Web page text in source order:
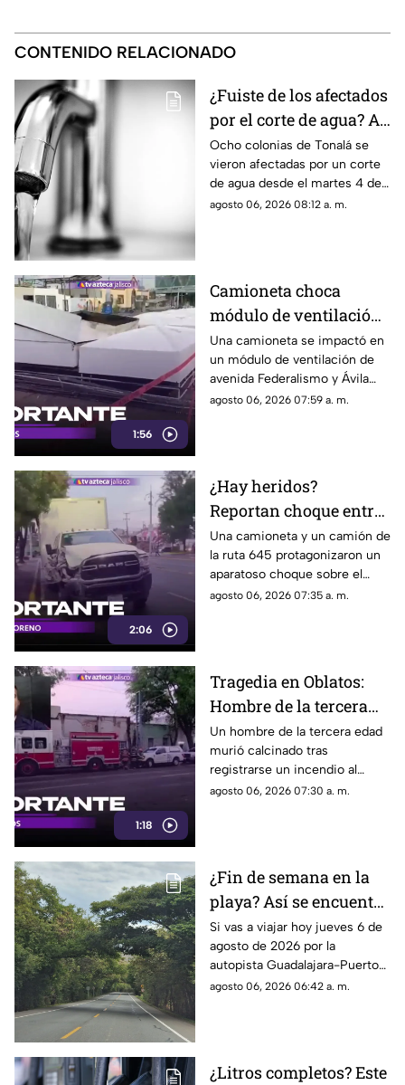
CONTENIDO RELACIONADO
¿Fuiste de los afectados
por el corte de agua? A
esta hora se
restablecerá el servicio
HOY
Ocho colonias de Tonalá se
vieron afectadas por un corte
de agua desde el martes 4 de
agosto, y hoy se prevé que se
agosto 06, 2026 08:12 a. m.
1:56
Camioneta choca
módulo de ventilación
del Tren Eléctrico en
Ávila Camacho y
Federalismo
Una camioneta se impactó en
un módulo de ventilación de
avenida Federalismo y Ávila
Camacho en la colonia La
agosto 06, 2026 07:59 a. m.
2:06
¿Hay heridos?
Reportan choque entre
camioneta y camión de
la ruta 645 sobre
Mariano Otero
Una camioneta y un camión de
la ruta 645 protagonizaron un
aparatoso choque sobre el
cruce de la avenida Mariano
agosto 06, 2026 07:35 a. m.
1:18
Tragedia en Oblatos:
Hombre de la tercera
edad muere calcinado
tras voraz incendio
Un hombre de la tercera edad
murió calcinado tras
registrarse un incendio al
interior de una vivienda en la
agosto 06, 2026 07:30 a. m.
¿Fin de semana en la
playa? Así se encuentra
la autopista
Guadalajara-Puerto
Vallarta HOY
Si vas a viajar hoy jueves 6 de
agosto de 2026 por la
autopista Guadalajara-Puerto
Vallarta, te presentamos la
agosto 06, 2026 06:42 a. m.
¿Litros completos? Este